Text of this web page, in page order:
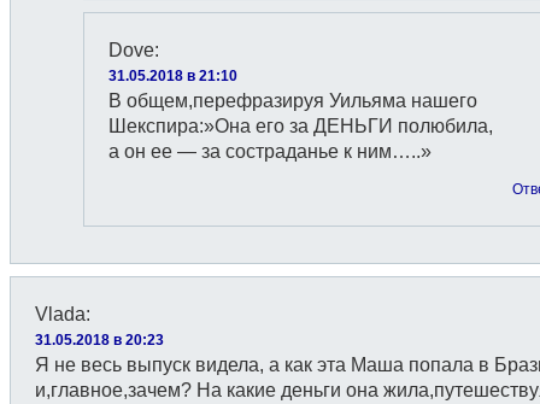
Dove:
31.05.2018 в 21:10
В общем,перефразируя Уильяма нашего
Шекспира:»Она его за ДЕНЬГИ полюбила,
а он ее — за состраданье к ним…..»
Vlada:
31.05.2018 в 20:23
Я не весь выпуск видела, а как эта Маша попала в
и,главное,зачем? На какие деньги она